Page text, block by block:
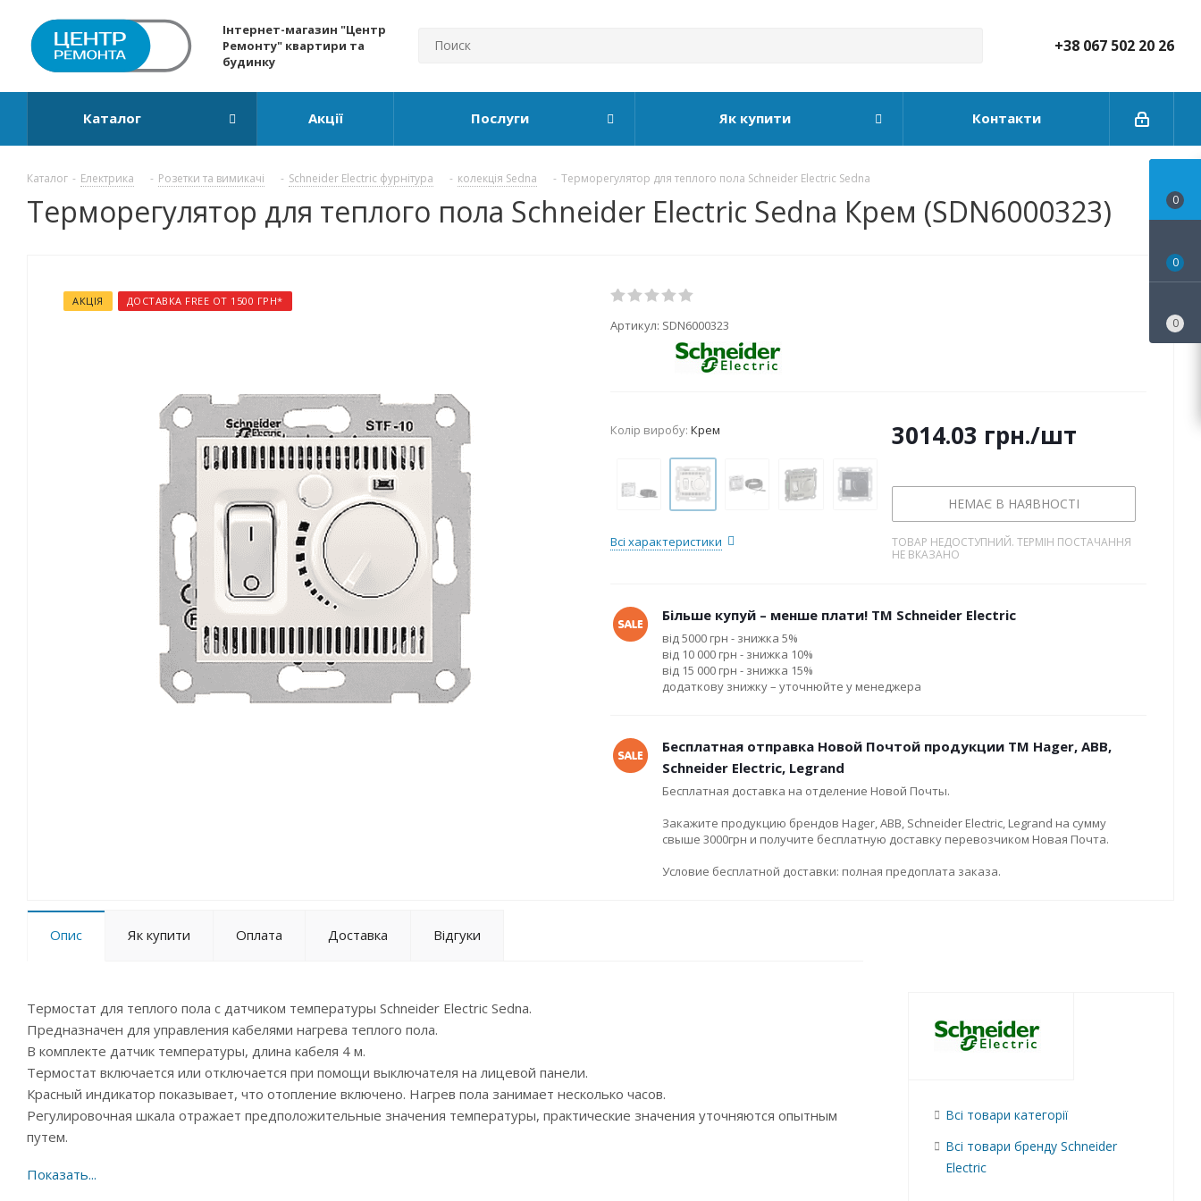
Інтернет-магазин "Центр
Ремонту" квартири та
будинку
+38 067 502 20 26
Каталог Акції Послуги Як купити Контакти
Каталог - Електрика - Розетки та вимикачі - Schneider Electric фурнітура - колекція Sedna - Терморегулятор для теплого пола Schneider Electric Sedna
Терморегулятор для теплого пола Schneider Electric Sedna Крем (SDN6000323)
АКЦІЯ ДОСТАВКА FREE ОТ 1500 ГРН*
Артикул: SDN6000323
Колір виробу: Крем
Всі характеристики
3014.03 грн./шт
НЕМАЄ В НАЯВНОСТІ
ТОВАР НЕДОСТУПНИЙ. ТЕРМІН ПОСТАЧАННЯ
НЕ ВКАЗАНО
Більше купуй – менше плати! ТМ Schneider Electric
від 5000 грн - знижка 5%
від 10 000 грн - знижка 10%
від 15 000 грн - знижка 15%
додаткову знижку – уточнюйте у менеджера
Бесплатная отправка Новой Почтой продукции ТМ Hager, ABB,
Schneider Electric, Legrand
Бесплатная доставка на отделение Новой Почты.
Закажите продукцию брендов Hager, ABB, Schneider Electric, Legrand на сумму
свыше 3000грн и получите бесплатную доставку перевозчиком Новая Почта.
Условие бесплатной доставки: полная предоплата заказа.
Опис Як купити Оплата Доставка Відгуки
Термостат для теплого пола с датчиком температуры Schneider Electric Sedna.
Предназначен для управления кабелями нагрева теплого пола.
В комплекте датчик температуры, длина кабеля 4 м.
Термостат включается или отключается при помощи выключателя на лицевой панели.
Красный индикатор показывает, что отопление включено. Нагрев пола занимает несколько часов.
Регулировочная шкала отражает предположительные значения температуры, практические значения уточняются опытным
путем.
В серии Sedna изделия не комплектуются одинарными рамками, их нужно приобретать отдельно.
Всі товари категорії
Всі товари бренду Schneider
Electric
0
0
0